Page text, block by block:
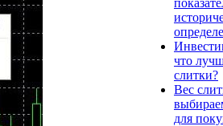
что
слитки?
Вес
для